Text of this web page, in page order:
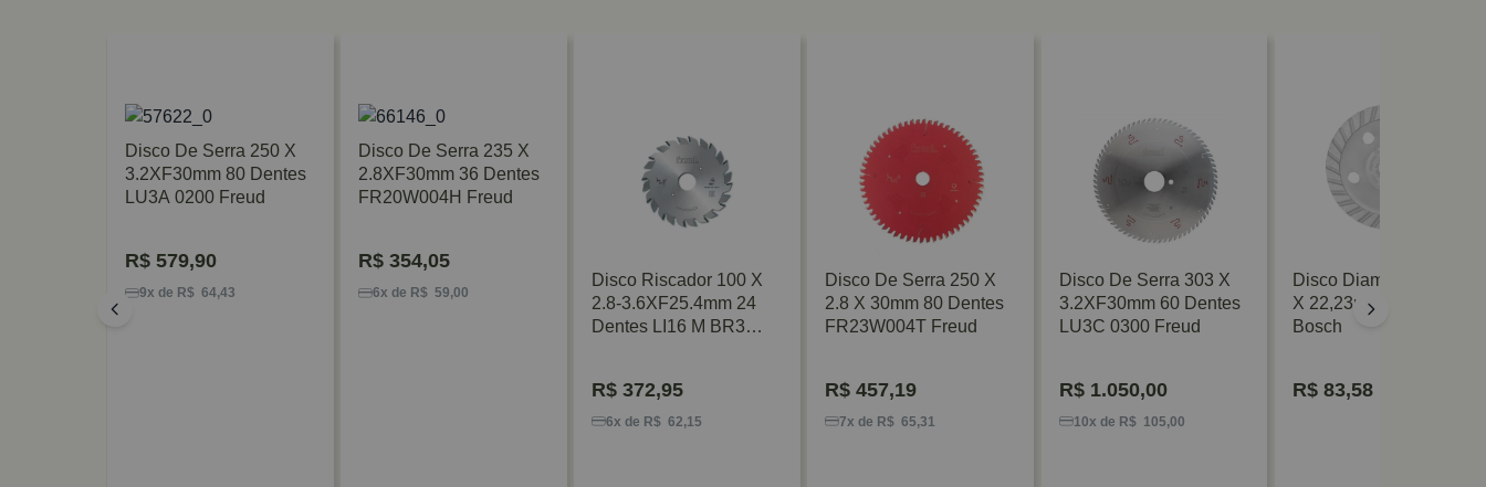
Disco De Serra 250 X
3.2XF30mm 80 Dentes
LU3A 0200 Freud
R$579,90
9x de R$ 64,43
Disco De Serra 235 X
2.8XF30mm 36 Dentes
FR20W004H Freud
R$354,05
6x de R$ 59,00
Disco Riscador 100 X
2.8-3.6XF25.4mm 24
Dentes LI16 M BR3
R$ 372,95
6x de R$ 62,15
Disco De Serra 250 X
2.8 X 30mm 80 Dentes
FR23W004T Freud
R$ 457,19
7x de R$ 65,31
Disco De Serra 303 X
3.2XF30mm 60 Dentes
LU3C 0300 Freud
R$1.050,00
10x de R$ 105,00
Disco Diamantado 100
X 22,23mm Universal
Bosch
R$83,58